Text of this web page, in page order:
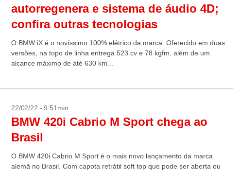
autorregenera e sistema de áudio 4D;
confira outras tecnologias
O BMW iX é o novíssimo 100% elétrico da marca. Oferecido em duas
versões, na topo de linha entrega 523 cv e 78 kgfm, além de um
alcance máximo de até 630 km...
22/02/22 - 9:51min
BMW 420i Cabrio M Sport chega ao
Brasil
O BMW 420i Cabrio M Sport é o mais novo lançamento da marca
alemã no Brasil. Com capota retrátil soft top que pode ser aberta ou